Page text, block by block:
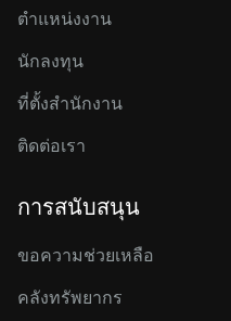
ตำแหน่งงาน
นักลงทุน
ที่ตั้งสำนักงาน
ติดต่อเรา
การสนับสนุน
ขอความช่วยเหลือ
คลังทรัพยากร